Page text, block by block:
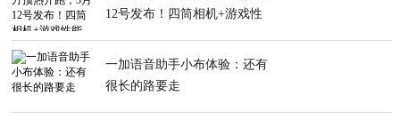
12号发布！四筒相机+游戏性
一加语音助手小布体验：还有
很长的路要走